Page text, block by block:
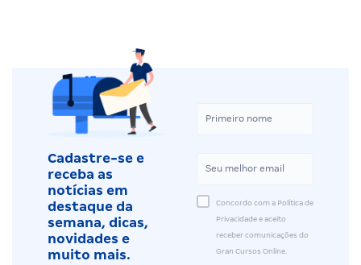
Cadastre-se e
receba as
notícias em
destaque da
semana, dicas,
novidades e
muito mais.
Concordo com a Política de
Privacidade e aceito
receber comunicações do
Gran Cursos Online.